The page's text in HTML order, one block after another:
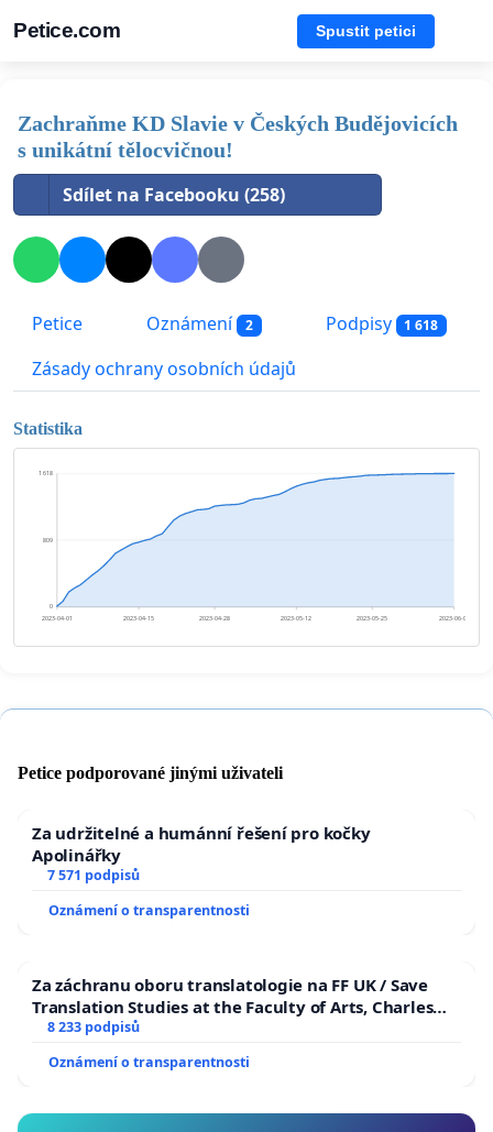
Petice.com Spustit petici
Zachraňme KD Slavie v Českých Budějovicích
s unikátní tělocvičnou!
Sdílet na Facebooku (258)
Petice Oznámení 2 Podpisy 1 618
Zásady ochrany osobních údajů
Statistika
0
809
1 618
2023-04-01 2023-04-15 2023-04-28 2023-05-12 2023-05-25 2023-06-08
Petice podporované jinými uživateli
Za udržitelné a humánní řešení pro kočky
Apolinářky
7 571 podpisů
Oznámení o transparentnosti
Za záchranu oboru translatologie na FF UK / Save
Translation Studies at the Faculty of Arts, Charles
University
8 233 podpisů
Oznámení o transparentnosti